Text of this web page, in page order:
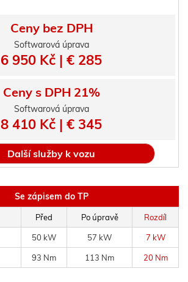
Ceny bez DPH
Softwarová úprava
6 950 Kč | € 285
Ceny s DPH 21%
Softwarová úprava
8 410 Kč | € 345
Další služby k vozu
Se zápisem do TP
Před Po úpravě Rozdíl
50 kW 57 kW 7 kW
93 Nm 113 Nm 20 Nm